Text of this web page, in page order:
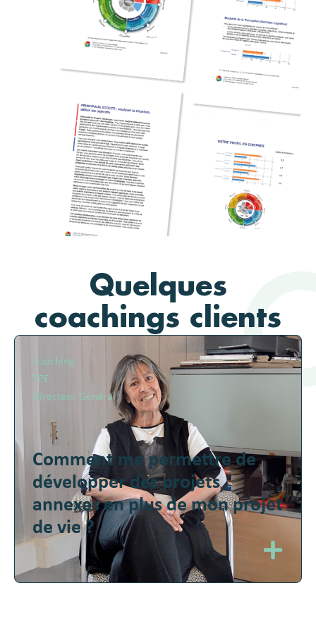
Quelques
coachings clients
Coaching
TPE
Directeur Général
Comment me permettre de
développer des projets
annexes en plus de mon projet
de vie ?